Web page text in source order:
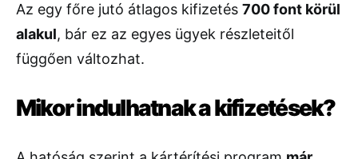
Az egy főre jutó átlagos kifizetés 700 font körül
alakul, bár ez az egyes ügyek részleteitől
függően változhat.
Mikor indulhatnak a kifizetések?